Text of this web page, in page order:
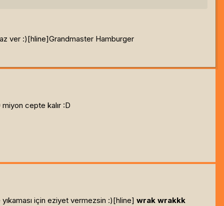
ver :)[hline]Grandmaster Hamburger
cepte kalır :D
için eziyet vermezsin :)[hline] wrak wrakkk